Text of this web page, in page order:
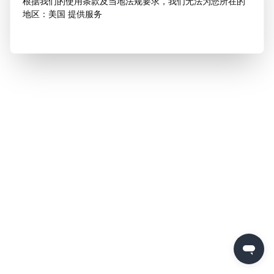
地区：美国 提供服务